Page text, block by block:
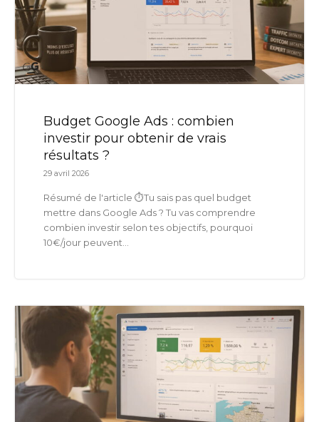
Budget Google Ads : combien
investir pour obtenir de vrais
résultats ?
29 avril 2026
Résumé de l'article ⏱️Tu sais pas quel budget
mettre dans Google Ads ? Tu vas comprendre
combien investir selon tes objectifs, pourquoi
10€/jour peuvent...